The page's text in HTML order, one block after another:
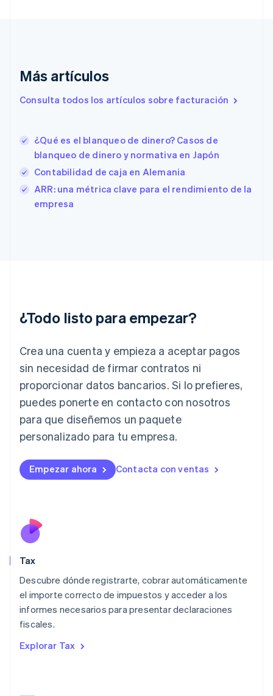
Más artículos
Consulta todos los artículos sobre facturación
¿Qué es el blanqueo de dinero? Casos de
blanqueo de dinero y normativa en Japón
Contabilidad de caja en Alemania
ARR: una métrica clave para el rendimiento de la
empresa
¿Todo listo para empezar?
Crea una cuenta y empieza a aceptar pagos
sin necesidad de firmar contratos ni
proporcionar datos bancarios. Si lo prefieres,
puedes ponerte en contacto con nosotros
para que diseñemos un paquete
personalizado para tu empresa.
Empezar ahora Contacta con ventas
Tax
Descubre dónde registrarte, cobrar automáticamente
el importe correcto de impuestos y acceder a los
informes necesarios para presentar declaraciones
fiscales.
Explorar Tax
English
Eslovaquia
España
EspañolEnglish
Estados Unidos
Estonia
English
Hungría
English
Irlanda
Italia
ItalianoEnglish
Japón
English
Letonia
Liechtenstein
DeutschEnglish
Français
Malasia
English
México
Español
Noruega
English
Nueva Zelandia
English